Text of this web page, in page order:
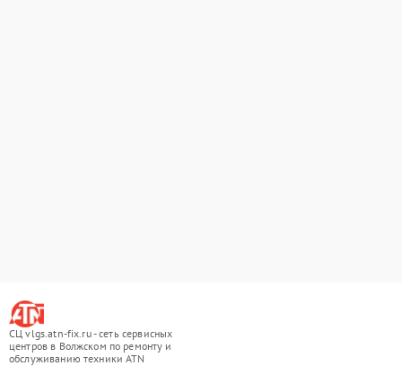
СЦ vlgs.atn-fix.ru - сеть сервисных
центров в Волжском по ремонту и
обслуживанию техники ATN